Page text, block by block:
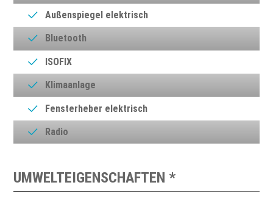
Außenspiegel elektrisch
Bluetooth
ISOFIX
Klimaanlage
Fensterheber elektrisch
Radio
UMWELTEIGENSCHAFTEN *